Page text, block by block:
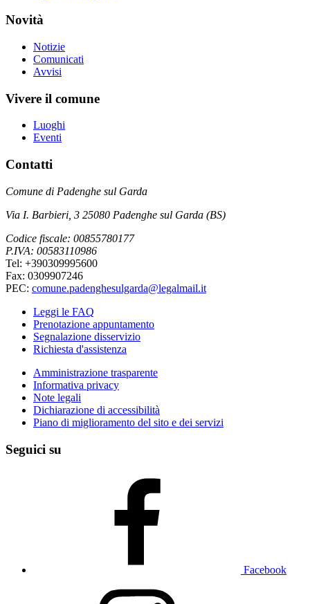
Novità
Notizie
Comunicati
Avvisi
Vivere il comune
Luoghi
Eventi
Contatti
Comune di Padenghe sul Garda
Via I. Barbieri, 3 25080 Padenghe sul Garda (BS)
Codice fiscale: 00855780177
P.IVA: 00583110986
Tel: +390309995600
Fax: 0309907246
PEC: comune.padenghesulgarda@legalmail.it
Leggi le FAQ
Prenotazione appuntamento
Segnalazione disservizio
Richiesta d'assistenza
Amministrazione trasparente
Informativa privacy
Note legali
Dichiarazione di accessibilità
Piano di miglioramento del sito e dei servizi
Seguici su
Facebook